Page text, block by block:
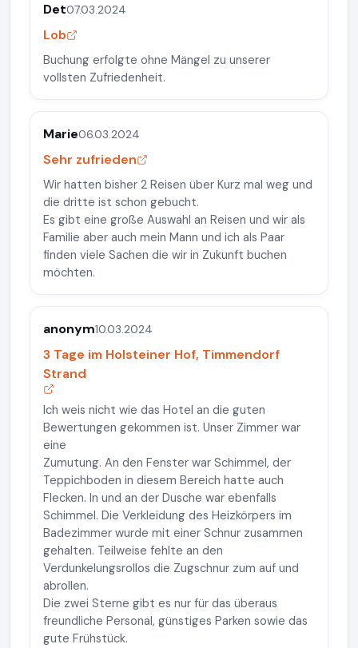
Det07.03.2024
Lob
Buchung erfolgte ohne Mängel zu unserer
vollsten Zufriedenheit.
Marie06.03.2024
Sehr zufrieden
Wir hatten bisher 2 Reisen über Kurz mal weg und
die dritte ist schon gebucht.
Es gibt eine große Auswahl an Reisen und wir als
Familie aber auch mein Mann und ich als Paar
finden viele Sachen die wir in Zukunft buchen
möchten.
anonym10.03.2024
3 Tage im Holsteiner Hof, Timmendorf
Strand
Ich weis nicht wie das Hotel an die guten
Bewertungen gekommen ist. Unser Zimmer war
eine
Zumutung. An den Fenster war Schimmel, der
Teppichboden in diesem Bereich hatte auch
Flecken. In und an der Dusche war ebenfalls
Schimmel. Die Verkleidung des Heizkörpers im
Badezimmer wurde mit einer Schnur zusammen
gehalten. Teilweise fehlte an den
Verdunkelungsrollos die Zugschnur zum auf und
abrollen.
Die zwei Sterne gibt es nur für das überaus
freundliche Personal, günstiges Parken sowie das
gute Frühstück.